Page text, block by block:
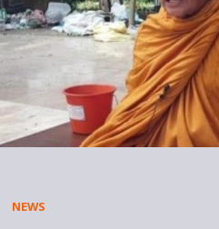
NEWS